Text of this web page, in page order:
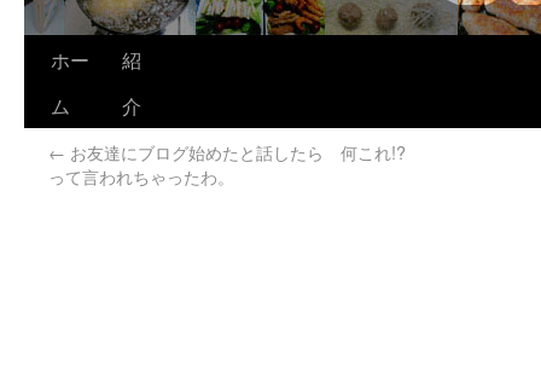
ホー
ム
紹
介
← お友達にブログ始めたと話したら 何これ!?
って言われちゃったわ。